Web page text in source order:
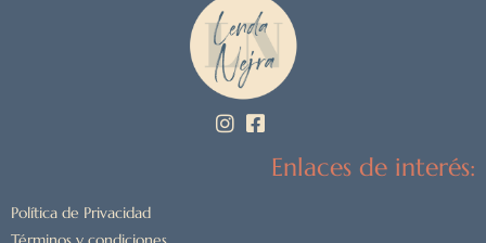
Enlaces de interés:
Política de Privacidad